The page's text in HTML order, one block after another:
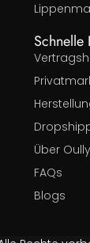
Schnelle
Über Oully
FAQs
Blogs